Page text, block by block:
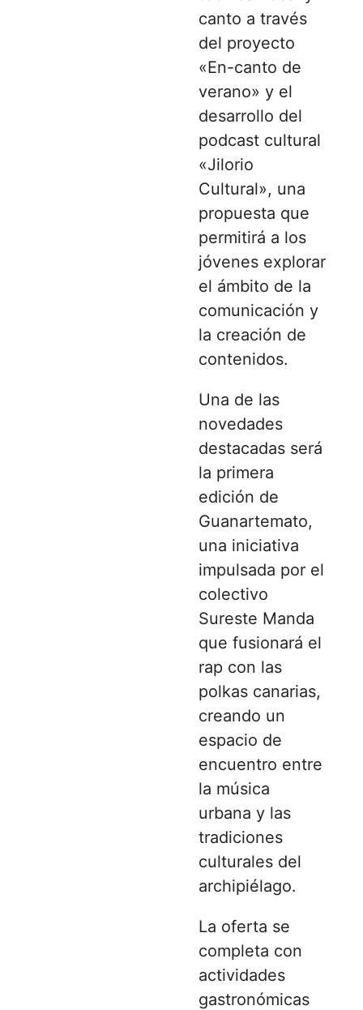
canto a través
del proyecto
«En-canto de
verano» y el
desarrollo del
podcast cultural
«Jilorio
Cultural», una
propuesta que
permitirá a los
jóvenes explorar
el ámbito de la
comunicación y
la creación de
contenidos.
Una de las
novedades
destacadas será
la primera
edición de
Guanartemato,
una iniciativa
impulsada por el
colectivo
Sureste Manda
que fusionará el
rap con las
polkas canarias,
creando un
espacio de
encuentro entre
la música
urbana y las
tradiciones
culturales del
archipiélago.
La oferta se
completa con
actividades
gastronómicas